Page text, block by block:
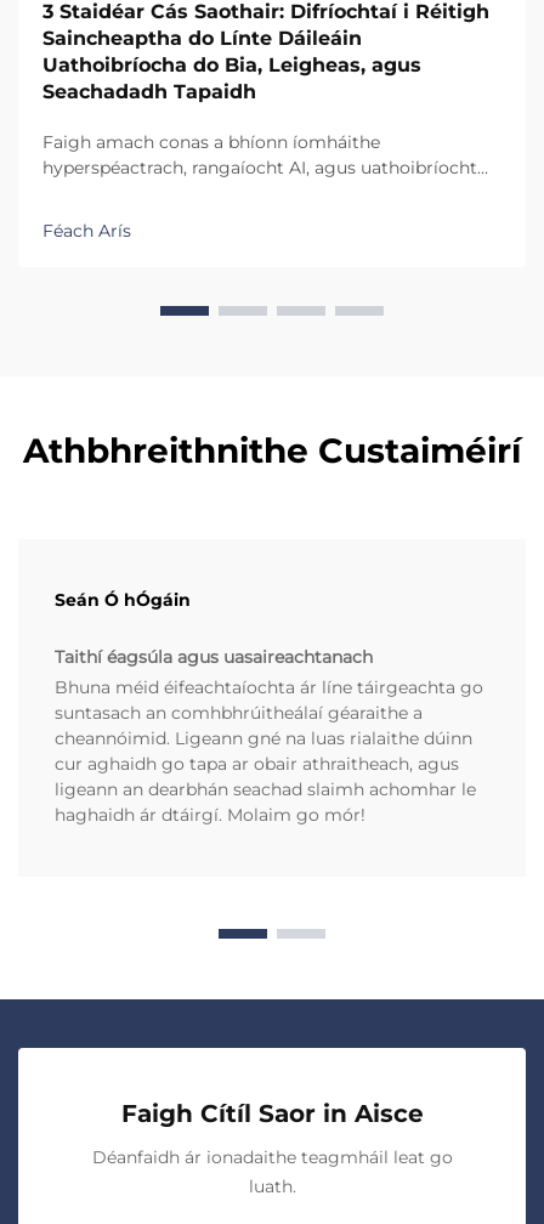
3 Staidéar Cás Saothair: Difríochtaí i Réitigh
Saincheaptha do Línte Dáileáin
Uathoibríocha do Bia, Leigheas, agus
Seachadadh Tapaidh
Faigh amach conas a bhíonn íomháithe
hyperspéactrach, rangaíocht AI, agus uathoibríocht
línte sórtála bia agus farmaceutach. Féach an ROI
fíorúil ó chórais mhodúlacha illeibhéal.
Féach Arís
Athbhreithnithe Custaiméirí
Seán Ó hÓgáin
Taithí éagsúla agus uasaireachtanach
Bhuna méid éifeachtaíochta ár líne táirgeachta go
suntasach an comhbhrúitheálaí géaraithe a
cheannóimid. Ligeann gné na luas rialaithe dúinn
cur aghaidh go tapa ar obair athraitheach, agus
ligeann an dearbhán seachad slaimh achomhar le
haghaidh ár dtáirgí. Molaim go mór!
Faigh Cítíl Saor in Aisce
Déanfaidh ár ionadaithe teagmháil leat go
luath.